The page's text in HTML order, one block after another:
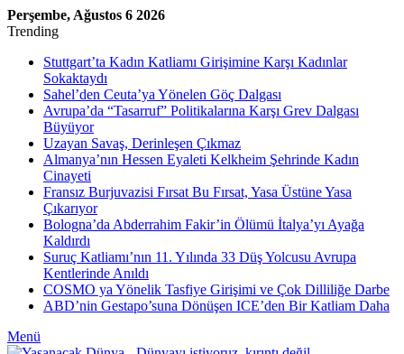
Perşembe, Ağustos 6 2026
Trending
Stuttgart’ta Kadın Katliamı Girişimine Karşı Kadınlar
Sokaktaydı
Sahel’den Ceuta’ya Yönelen Göç Dalgası
Avrupa’da “Tasarruf” Politikalarına Karşı Grev Dalgası
Büyüyor
Uzayan Savaş, Derinleşen Çıkmaz
Almanya’nın Hessen Eyaleti Kelkheim Şehrinde Kadın
Cinayeti
Fransız Burjuvazisi Fırsat Bu Fırsat, Yasa Üstüne Yasa
Çıkarıyor
Bologna’da Abderrahim Fakir’in Ölümü İtalya’yı Ayağa
Kaldırdı
Suruç Katliamı’nın 11. Yılında 33 Düş Yolcusu Avrupa
Kentlerinde Anıldı
COSMO ya Yönelik Tasfiye Girişimi ve Çok Dilliliğe Darbe
ABD’nin Gestapo’suna Dönüşen ICE’den Bir Katliam Daha
Menü